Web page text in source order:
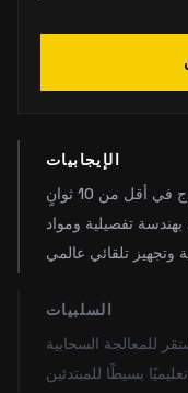
الإيجابيات
أقل من 10 ثوانٍ
تلقائي عالمي
السلبيات
للمعالجة السحابية
بسيطًا للمبتدئين